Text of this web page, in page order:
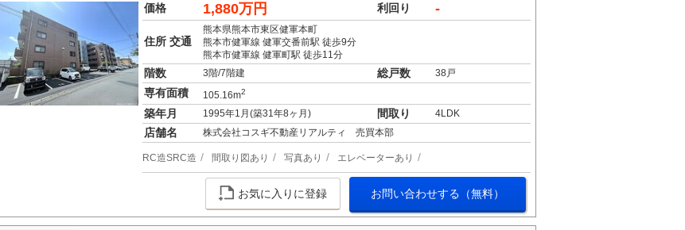
価格
1,880万円 利回り -
住所 交通
熊本県熊本市東区健軍本町
熊本市健軍線 健軍交番前駅 徒歩9分
熊本市健軍線 健軍町駅 徒歩11分
階数 3階/7階建 総戸数 38戸
専有面積 105.16m2
築年月 1995年1月(築31年8ヶ月) 間取り 4LDK
店舗名 株式会社コスギ不動産リアルティ 売買本部
RC造SRC造 間取り図あり 写真あり エレベーターあり
お気に入りに登録 お問い合わせする（無料）